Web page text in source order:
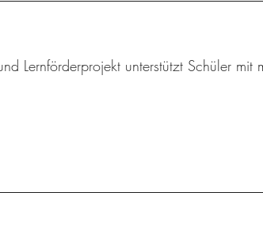
Lernförderprojekt unterstützt Schüler mit